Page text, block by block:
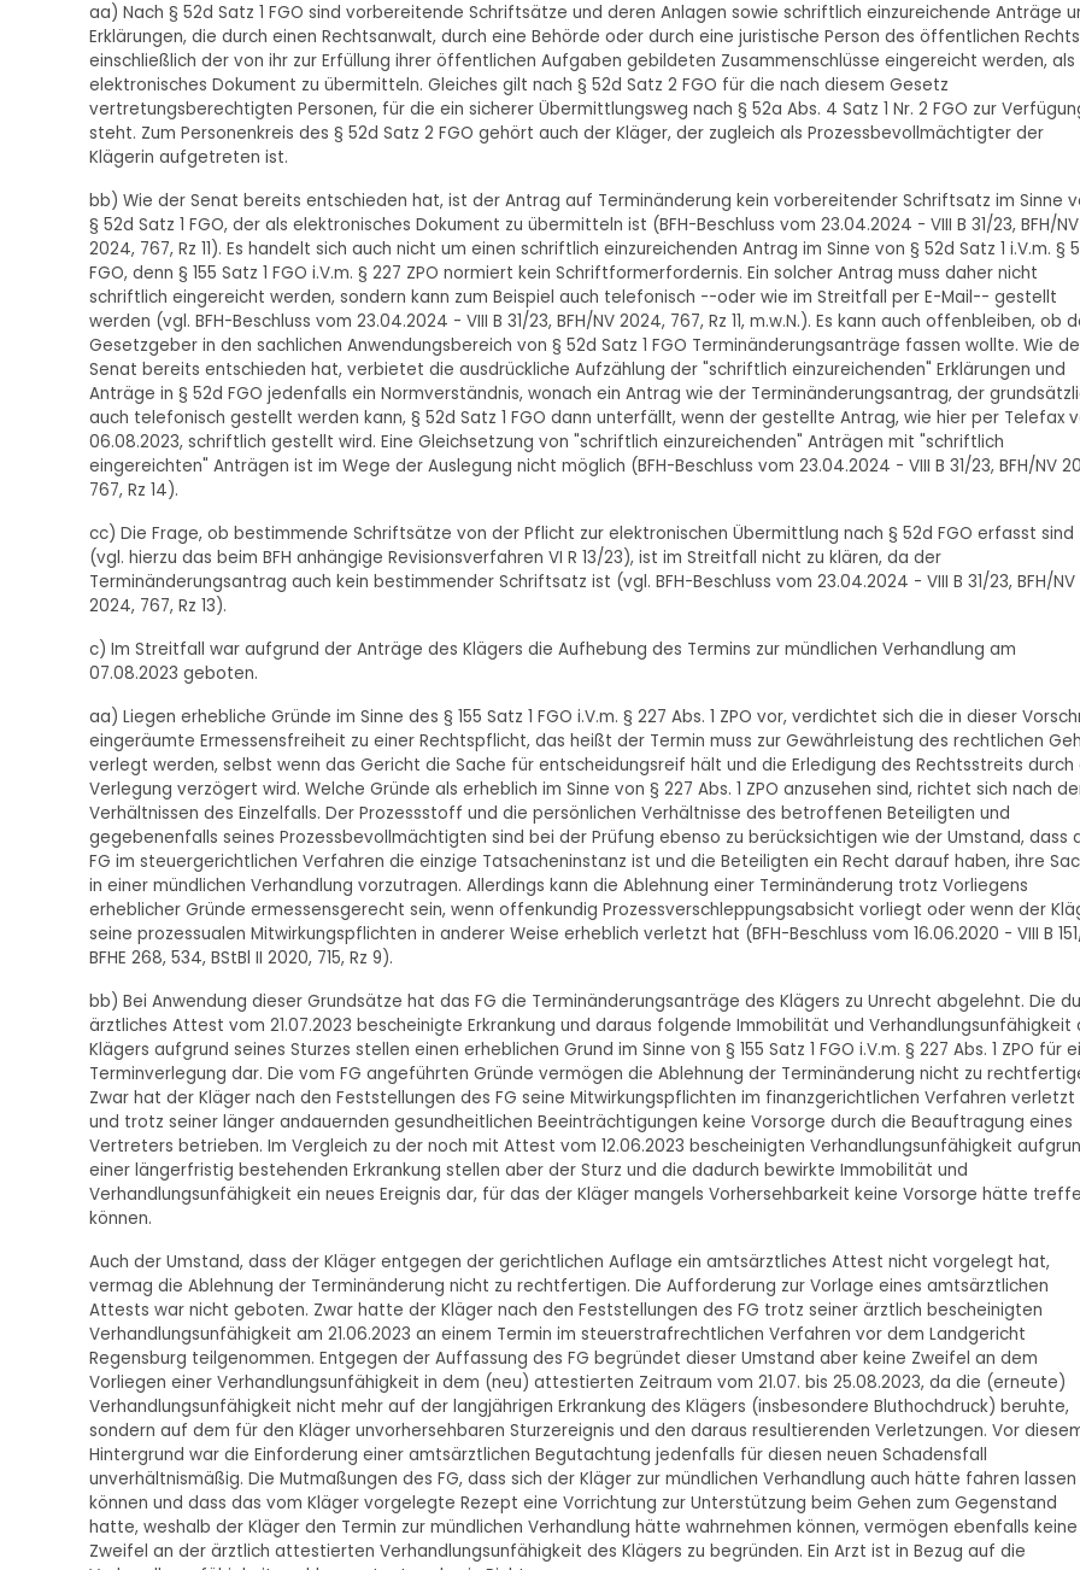
aa) Nach § 52d Satz 1 FGO sind vorbereitende Schriftsätze und deren Anlagen sowie schriftlich einzureichende Anträge
Erklärungen, die durch einen Rechtsanwalt, durch eine Behörde oder durch eine juristische Person des öffentlichen Rechts
einschließlich der von ihr zur Erfüllung ihrer öffentlichen Aufgaben gebildeten Zusammenschlüsse eingereicht werden, als
elektronisches Dokument zu übermitteln. Gleiches gilt nach § 52d Satz 2 FGO für die nach diesem Gesetz
vertretungsberechtigten Personen, für die ein sicherer Übermittlungsweg nach § 52a Abs. 4 Satz 1 Nr. 2 FGO zur
steht. Zum Personenkreis des § 52d Satz 2 FGO gehört auch der Kläger, der zugleich als Prozessbevollmächtigter der
Klägerin aufgetreten ist.
bb) Wie der Senat bereits entschieden hat, ist der Antrag auf Terminänderung kein vorbereitender Schriftsatz im Sinne
§ 52d Satz 1 FGO, der als elektronisches Dokument zu übermitteln ist (BFH-Beschluss vom 23.04.2024 - VIII B 31/23, BFH/NV
2024, 767, Rz 11). Es handelt sich auch nicht um einen schriftlich einzureichenden Antrag im Sinne von § 52d Satz 1 i.V.m. §
FGO, denn § 155 Satz 1 FGO i.V.m. § 227 ZPO normiert kein Schriftformerfordernis. Ein solcher Antrag muss daher nicht
schriftlich eingereicht werden, sondern kann zum Beispiel auch telefonisch --oder wie im Streitfall per E-Mail-- gestellt
werden (vgl. BFH-Beschluss vom 23.04.2024 - VIII B 31/23, BFH/NV 2024, 767, Rz 11, m.w.N.). Es kann auch offenbleiben, ob
Gesetzgeber in den sachlichen Anwendungsbereich von § 52d Satz 1 FGO Terminänderungsanträge fassen wollte. Wie
Senat bereits entschieden hat, verbietet die ausdrückliche Aufzählung der "schriftlich einzureichenden" Erklärungen und
Anträge in § 52d FGO jedenfalls ein Normverständnis, wonach ein Antrag wie der Terminänderungsantrag, der
auch telefonisch gestellt werden kann, § 52d Satz 1 FGO dann unterfällt, wenn der gestellte Antrag, wie hier per Telefax
06.08.2023, schriftlich gestellt wird. Eine Gleichsetzung von "schriftlich einzureichenden" Anträgen mit "schriftlich
eingereichten" Anträgen ist im Wege der Auslegung nicht möglich (BFH-Beschluss vom 23.04.2024 - VIII B 31/23, BFH/NV
767, Rz 14).
cc) Die Frage, ob bestimmende Schriftsätze von der Pflicht zur elektronischen Übermittlung nach § 52d FGO erfasst sind
(vgl. hierzu das beim BFH anhängige Revisionsverfahren VI R 13/23), ist im Streitfall nicht zu klären, da der
Terminänderungsantrag auch kein bestimmender Schriftsatz ist (vgl. BFH-Beschluss vom 23.04.2024 - VIII B 31/23, BFH/NV
2024, 767, Rz 13).
c) Im Streitfall war aufgrund der Anträge des Klägers die Aufhebung des Termins zur mündlichen Verhandlung am
07.08.2023 geboten.
aa) Liegen erhebliche Gründe im Sinne des § 155 Satz 1 FGO i.V.m. § 227 Abs. 1 ZPO vor, verdichtet sich die in dieser
eingeräumte Ermessensfreiheit zu einer Rechtspflicht, das heißt der Termin muss zur Gewährleistung des rechtlichen
verlegt werden, selbst wenn das Gericht die Sache für entscheidungsreif hält und die Erledigung des Rechtsstreits durch
Verlegung verzögert wird. Welche Gründe als erheblich im Sinne von § 227 Abs. 1 ZPO anzusehen sind, richtet sich nach
Verhältnissen des Einzelfalls. Der Prozessstoff und die persönlichen Verhältnisse des betroffenen Beteiligten und
gegebenenfalls seines Prozessbevollmächtigten sind bei der Prüfung ebenso zu berücksichtigen wie der Umstand, dass
FG im steuergerichtlichen Verfahren die einzige Tatsacheninstanz ist und die Beteiligten ein Recht darauf haben, ihre
in einer mündlichen Verhandlung vorzutragen. Allerdings kann die Ablehnung einer Terminänderung trotz Vorliegens
erheblicher Gründe ermessensgerecht sein, wenn offenkundig Prozessverschleppungsabsicht vorliegt oder wenn der
seine prozessualen Mitwirkungspflichten in anderer Weise erheblich verletzt hat (BFH-Beschluss vom 16.06.2020 - VIII B
BFHE 268, 534, BStBl II 2020, 715, Rz 9).
bb) Bei Anwendung dieser Grundsätze hat das FG die Terminänderungsanträge des Klägers zu Unrecht abgelehnt. Die
ärztliches Attest vom 21.07.2023 bescheinigte Erkrankung und daraus folgende Immobilität und Verhandlungsunfähigkeit
Klägers aufgrund seines Sturzes stellen einen erheblichen Grund im Sinne von § 155 Satz 1 FGO i.V.m. § 227 Abs. 1 ZPO für
Terminverlegung dar. Die vom FG angeführten Gründe vermögen die Ablehnung der Terminänderung nicht zu
Zwar hat der Kläger nach den Feststellungen des FG seine Mitwirkungspflichten im finanzgerichtlichen Verfahren verletzt
und trotz seiner länger andauernden gesundheitlichen Beeinträchtigungen keine Vorsorge durch die Beauftragung eines
Vertreters betrieben. Im Vergleich zu der noch mit Attest vom 12.06.2023 bescheinigten Verhandlungsunfähigkeit
einer längerfristig bestehenden Erkrankung stellen aber der Sturz und die dadurch bewirkte Immobilität und
Verhandlungsunfähigkeit ein neues Ereignis dar, für das der Kläger mangels Vorhersehbarkeit keine Vorsorge hätte
können.
Auch der Umstand, dass der Kläger entgegen der gerichtlichen Auflage ein amtsärztliches Attest nicht vorgelegt hat,
vermag die Ablehnung der Terminänderung nicht zu rechtfertigen. Die Aufforderung zur Vorlage eines amtsärztlichen
Attests war nicht geboten. Zwar hatte der Kläger nach den Feststellungen des FG trotz seiner ärztlich bescheinigten
Verhandlungsunfähigkeit am 21.06.2023 an einem Termin im steuerstrafrechtlichen Verfahren vor dem Landgericht
Regensburg teilgenommen. Entgegen der Auffassung des FG begründet dieser Umstand aber keine Zweifel an dem
Vorliegen einer Verhandlungsunfähigkeit in dem (neu) attestierten Zeitraum vom 21.07. bis 25.08.2023, da die (erneute)
Verhandlungsunfähigkeit nicht mehr auf der langjährigen Erkrankung des Klägers (insbesondere Bluthochdruck) beruhte,
sondern auf dem für den Kläger unvorhersehbaren Sturzereignis und den daraus resultierenden Verletzungen. Vor
Hintergrund war die Einforderung einer amtsärztlichen Begutachtung jedenfalls für diesen neuen Schadensfall
unverhältnismäßig. Die Mutmaßungen des FG, dass sich der Kläger zur mündlichen Verhandlung auch hätte fahren lassen
können und dass das vom Kläger vorgelegte Rezept eine Vorrichtung zur Unterstützung beim Gehen zum Gegenstand
hatte, weshalb der Kläger den Termin zur mündlichen Verhandlung hätte wahrnehmen können, vermögen ebenfalls keine
Zweifel an der ärztlich attestierten Verhandlungsunfähigkeit des Klägers zu begründen. Ein Arzt ist in Bezug auf die